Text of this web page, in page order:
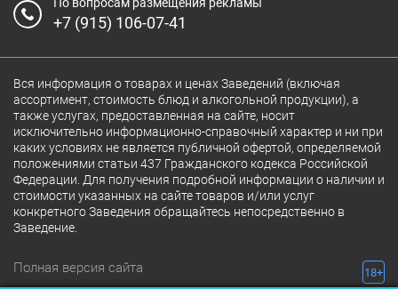
+7 (915) 106-07-41
Вся информация о товарах и ценах Заведений (включая
ассортимент, стоимость блюд и алкогольной продукции), а
также услугах, предоставленная на сайте, носит
исключительно информационно-справочный характер и ни при
каких условиях не является публичной офертой, определяемой
положениями статьи 437 Гражданского кодекса Российской
Федерации. Для получения подробной информации о наличии и
стоимости указанных на сайте товаров и/или услуг
конкретного Заведения обращайтесь непосредственно в
Заведение.
Полная версия сайта 18+